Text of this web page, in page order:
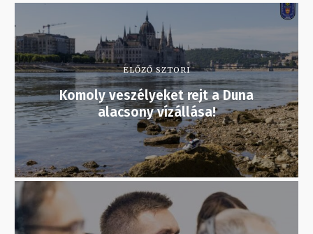
ELŐZŐ SZTORI
Komoly veszélyeket rejt a Duna
alacsony vízállása!